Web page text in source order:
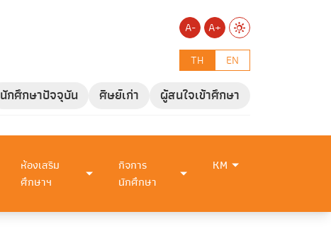
A-
A+
TH
EN
นักศึกษาปัจจุบัน ศิษย์เก่า ผู้สนใจเข้าศึกษา
ห้องเสริม
ศึกษาฯ
กิจการ
นักศึกษา
KM